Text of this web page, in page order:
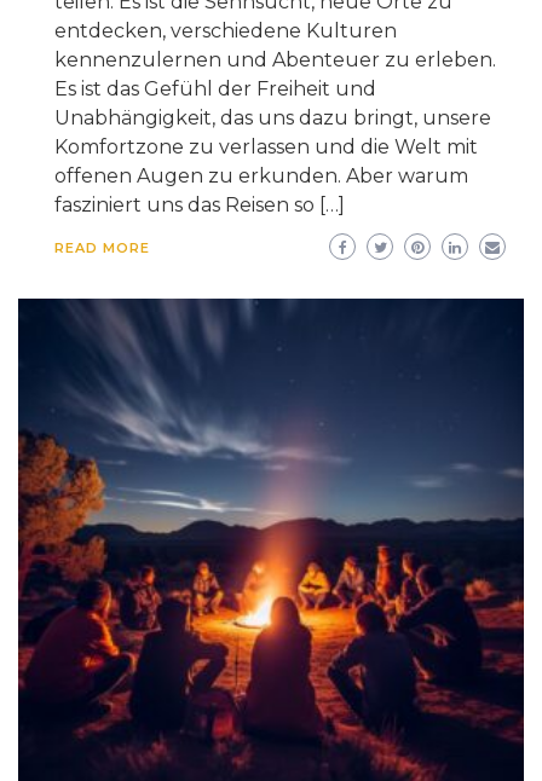
entdecken, verschiedene Kulturen
kennenzulernen und Abenteuer zu erleben.
Es ist das Gefühl der Freiheit und
Unabhängigkeit, das uns dazu bringt, unsere
Komfortzone zu verlassen und die Welt mit
offenen Augen zu erkunden. Aber warum
fasziniert uns das Reisen so […]
READ MORE